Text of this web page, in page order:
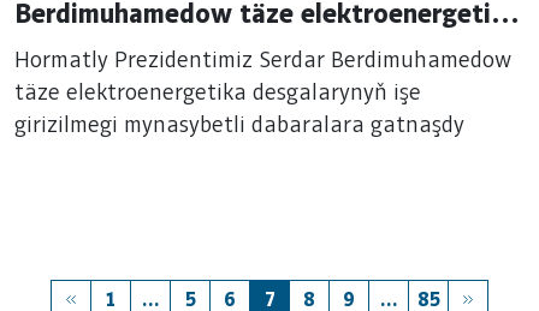
Berdimuhamedow täze elektroenergetika
desgalarynyň işe girizilmegi mynasybetli
dabaralara gatnaşdy
Hormatly Prezidentimiz Serdar Berdimuhamedow
täze elektroenergetika desgalarynyň işe
girizilmegi mynasybetli dabaralara gatnaşdy
1 ... 5 6 7 8 9 ... 85